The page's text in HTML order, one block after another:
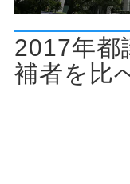
2017年都
補者を比